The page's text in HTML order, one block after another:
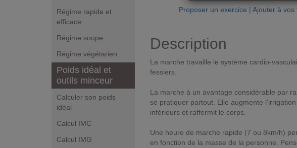
Régime rapide et
efficace
Régime soupe
Régime végétarien
Poids idéal et
outils minceur
Calculer son poids
idéal
Calcul IMC
Calcul IMG
Proposer un exercice | Ajouter à vos
Description
La marche travaille le système cardio-
fessiers.
La marche à un avantage considérable par
se pratiquer partout. Elle augmente
inférieurs et raffermit le corps.
Une heure de marche rapide (7 ou 8km/h)
en fonction de la masse de la personne.